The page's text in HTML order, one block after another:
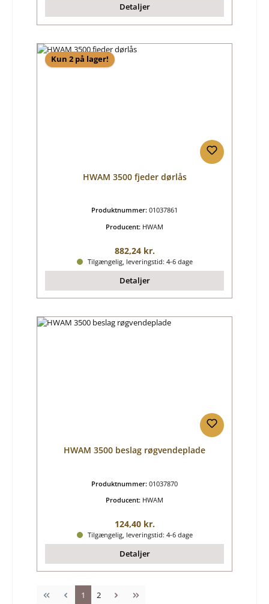
Detaljer
Kun 2 på lager!
HWAM 3500 fjeder dørlås
Produktnummer: 01037861
Producent: HWAM
Almindelig pris:
882,24 kr.
Tilgængelig, leveringstid: 4-6 dage
Detaljer
HWAM 3500 beslag røgvendeplade
Produktnummer: 01037870
Producent: HWAM
Almindelig pris:
124,40 kr.
Tilgængelig, leveringstid: 4-6 dage
Detaljer
Side
1 Side
2